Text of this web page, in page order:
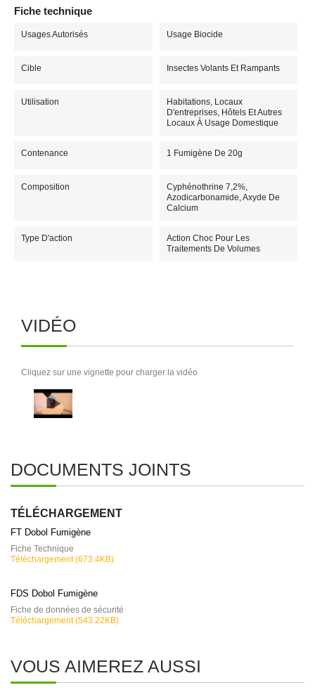
Fiche technique
Usages Autorisés Usage Biocide
Cible Insectes Volants Et Rampants
Utilisation
Habitations, Locaux
D'entreprises, Hôtels Et Autres
Locaux À Usage Domestique
Contenance 1 Fumigène De 20g
Composition
Cyphénothrine 7,2%,
Azodicarbonamide, Axyde De
Calcium
Type D'action
Action Choc Pour Les
Traitements De Volumes
VIDÉO
Cliquez sur une vignette pour charger la vidéo
DOCUMENTS JOINTS
TÉLÉCHARGEMENT
FT Dobol Fumigène
Fiche Technique
Téléchargement (673.4KB)
FDS Dobol Fumigène
Fiche de données de sécurité
Téléchargement (543.22KB)
VOUS AIMEREZ AUSSI